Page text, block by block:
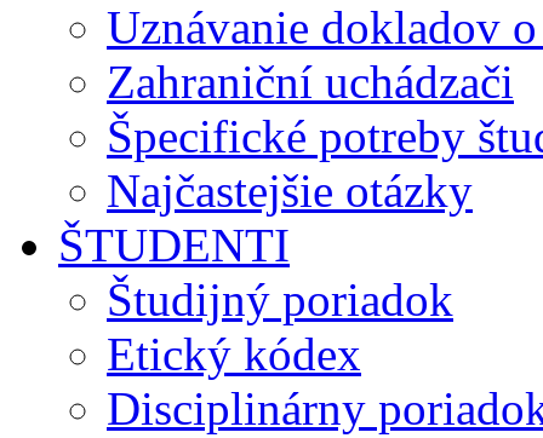
Uznávanie dokladov
Zahraniční uchádzači
Špecifické potreby
Najčastejšie otázky
ŠTUDENTI
Študijný poriadok
Etický kódex
Disciplinárny